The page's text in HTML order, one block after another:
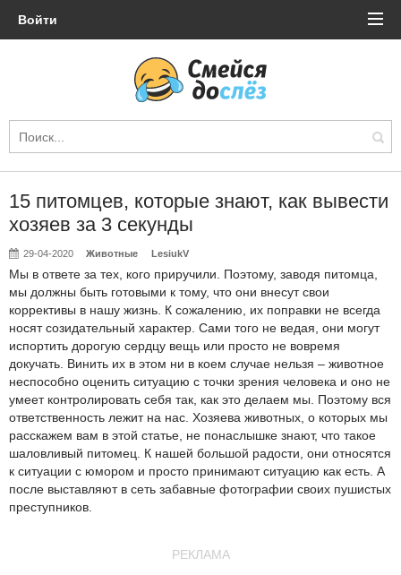
Войти
15 питомцев, которые знают, как вывести
хозяев за 3 секунды
29-04-2020 Животные LesiukV
Мы в ответе за тех, кого приручили. Поэтому, заводя питомца,
мы должны быть готовыми к тому, что они внесут свои
коррективы в нашу жизнь. К сожалению, их поправки не всегда
носят созидательный характер. Сами того не ведая, они могут
испортить дорогую сердцу вещь или просто не вовремя
докучать. Винить их в этом ни в коем случае нельзя – животное
неспособно оценить ситуацию с точки зрения человека и оно не
умеет контролировать себя так, как это делаем мы. Поэтому вся
ответственность лежит на нас. Хозяева животных, о которых мы
расскажем вам в этой статье, не понаслышке знают, что такое
шаловливый питомец. К нашей большой радости, они относятся
к ситуации с юмором и просто принимают ситуацию как есть. А
после выставляют в сеть забавные фотографии своих пушистых
преступников.
РЕКЛАМА